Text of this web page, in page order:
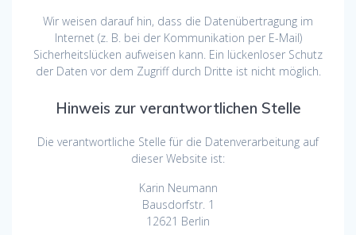
Wir weisen darauf hin, dass die Datenübertragung im
Internet (z. B. bei der Kommunikation per E-Mail)
Sicherheitslücken aufweisen kann. Ein lückenloser Schutz
der Daten vor dem Zugriff durch Dritte ist nicht möglich.
Hinweis zur verantwortlichen Stelle
Die verantwortliche Stelle für die Datenverarbeitung auf
dieser Website ist:
Karin Neumann
Bausdorfstr. 1
12621 Berlin